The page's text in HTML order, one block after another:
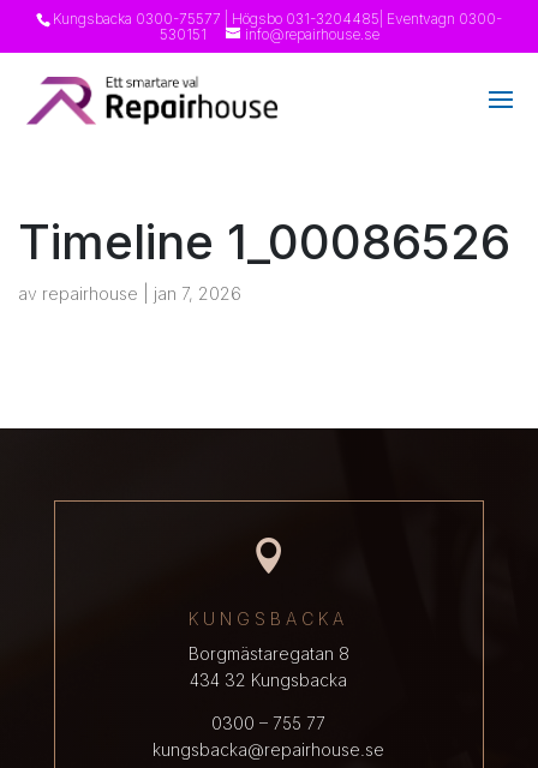
Kungsbacka 0300-75577 | Högsbo 031-3204485 | Eventvagn 0300-
530151
info@repairhouse.se
Timeline 1_00086526
av repairhouse jan 7, 2026

KUNGSBACKA
Borgmästaregatan 8
434 32 Kungsbacka
0300 – 755 77
kungsbacka@repairhouse.se